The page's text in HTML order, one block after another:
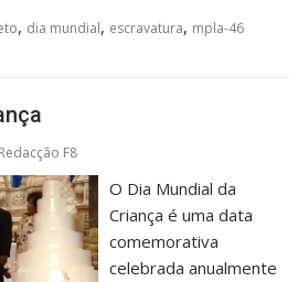
, dia mundial, escravatura, mpla-46
Redacção F8
O Dia Mundial da
Criança é uma data
comemorativa
celebrada anualmente